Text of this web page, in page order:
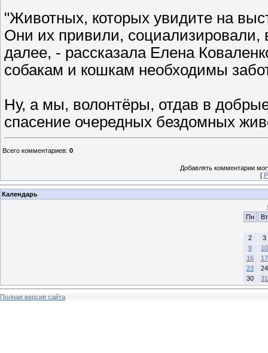
"Животных, которых увидите на
Они их привили, социализировали,
далее, - рассказала Елена
собакам и кошкам необходимы
Ну, а мы, волонтёры, отдав в
спасение очередных бездомных
Всего комментариев: 0
Добавлять комментарии
[
Календарь
Пн
Вт
2
3
9
10
16
17
23
24
30
31
Полная версия сайта